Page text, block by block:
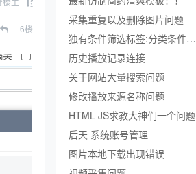
6楼
采集重复以及删除图片问题
独有条件筛选标签:分类条件标签
历史播放记录连接
关于网站大量搜索问题
修改播放来源名称问题
HTML JS求教大神们一个问题
后天 系统账号管理
图片本地下载出现错误